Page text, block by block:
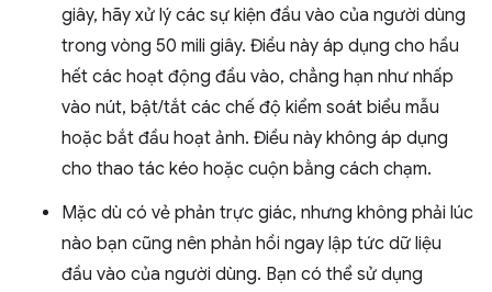
giây, hãy xử lý các sự kiện đầu vào của người dùng
trong vòng 50 mili giây. Điều này áp dụng cho hầu
hết các hoạt động đầu vào, chẳng hạn như nhấp
vào nút, bật/tắt các chế độ kiểm soát biểu mẫu
hoặc bắt đầu hoạt ảnh. Điều này không áp dụng
cho thao tác kéo hoặc cuộn bằng cách chạm.
Mặc dù có vẻ phản trực giác, nhưng không phải lúc
nào bạn cũng nên phản hồi ngay lập tức dữ liệu
đầu vào của người dùng. Bạn có thể sử dụng